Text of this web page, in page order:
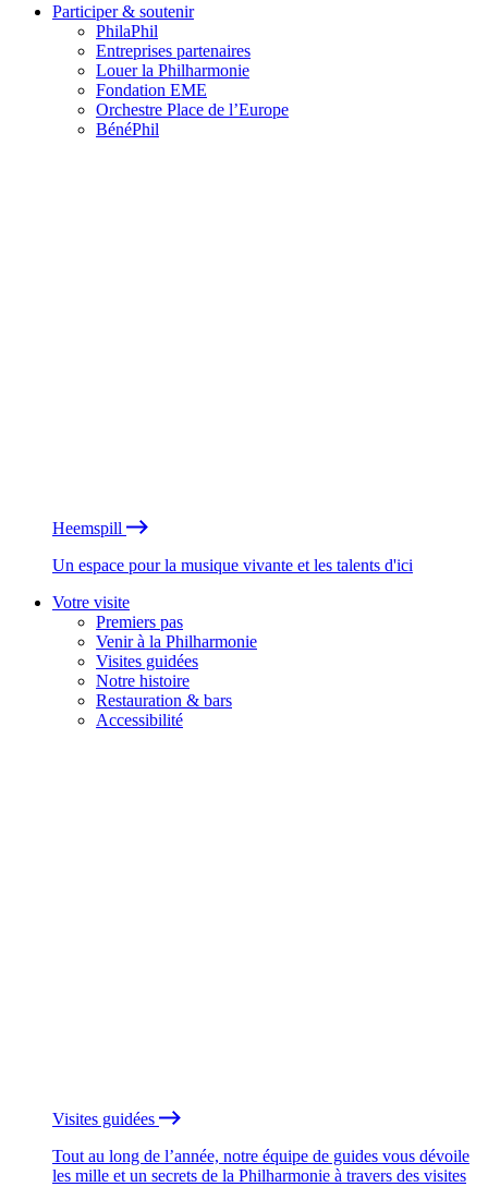
Participer & soutenir
PhilaPhil
Entreprises partenaires
Louer la Philharmonie
Fondation EME
Orchestre Place de l’Europe
BénéPhil
Heemspill
Un espace pour la musique vivante et les talents d'ici
Votre visite
Premiers pas
Venir à la Philharmonie
Visites guidées
Notre histoire
Restauration & bars
Accessibilité
Visites guidées
Tout au long de l’année, notre équipe de guides vous dévoile
les mille et un secrets de la Philharmonie à travers des visites